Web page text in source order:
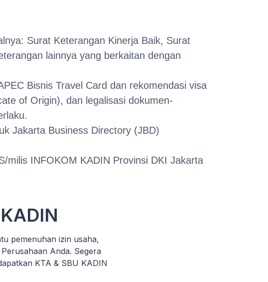
Surat Keterangan Kinerja Baik, Surat
lainnya yang berkaitan dengan
Bisnis Travel Card dan rekomendasi visa
of Origin), dan legalisasi dokumen-
Jakarta Business Directory (JBD)
milis INFOKOM KADIN Provinsi DKI Jakarta
pemenuhan izin usaha,
Anda. Segera
KTA & SBU KADIN